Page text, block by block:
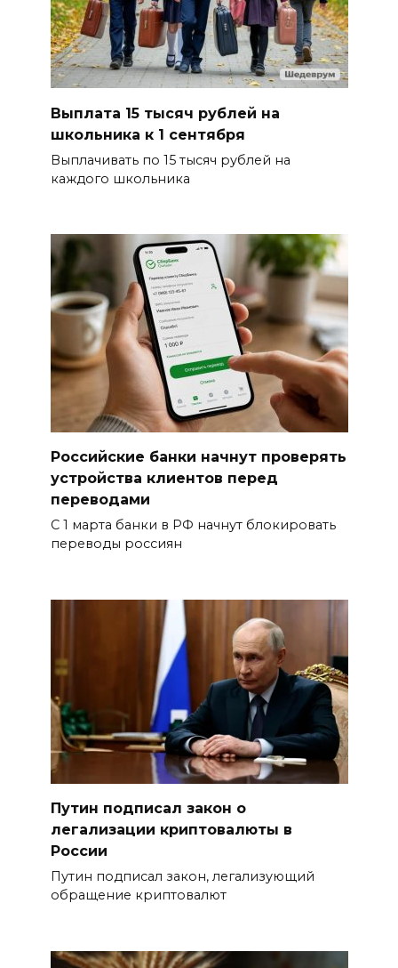
Выплата 15 тысяч рублей на
школьника к 1 сентября
Выплачивать по 15 тысяч рублей на
каждого школьника
Российские банки начнут проверять
устройства клиентов перед
переводами
С 1 марта банки в РФ начнут блокировать
переводы россиян
Путин подписал закон о
легализации криптовалюты в
России
Путин подписал закон, легализующий
обращение криптовалют